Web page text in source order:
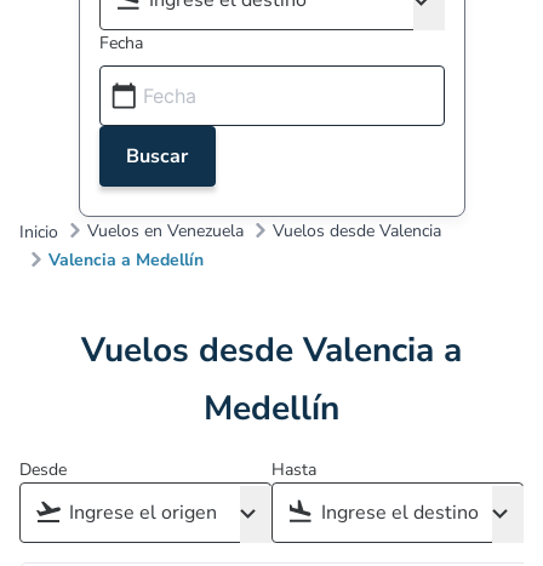
Fecha
Buscar
Inicio Vuelos en Venezuela
Vuelos desde Valencia
Valencia a Medellín
Vuelos desde Valencia a
Medellín
Desde Hasta